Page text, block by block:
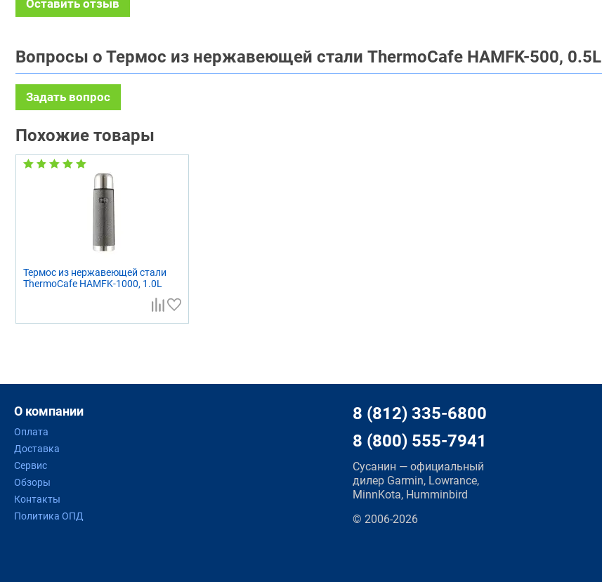
Оставить отзыв
Вопросы о Термос из нержавеющей стали ThermoCafe HAMFK-500, 0.5L
Задать вопрос
Похожие товары
Термос из нержавеющей стали
ThermoCafe HAMFK-1000, 1.0L
О компании
Оплата
Доставка
Сервис
Обзоры
Контакты
Политика ОПД
8 (812) 335-6800
8 (800) 555-7941
Сусанин — официальный
дилер Garmin, Lowrance,
MinnKota, Humminbird
© 2006-2026